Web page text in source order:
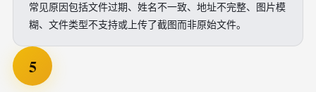
常见原因包括文件过期、姓名不一致、地址不完整、图片模
糊、文件类型不支持或上传了截图而非原始文件。
5